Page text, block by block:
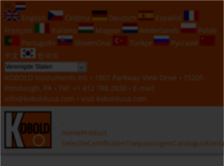
NL
English
Čeština Deutsch
Español
Français
Italiano Magyar Nederlands
Polski
Português
Slovenčina Türkçe
Русский
中文
한국의
KOBOLD Instruments Inc • 1801 Parkway View Drive • 15205
Pittsburgh, PA • Tel:
+1 412 788 2830 • E-mail:
info@koboldusa.com • visit koboldusa.com
HomeProduct
SelectieCertificaten Toepassingen Catalogus